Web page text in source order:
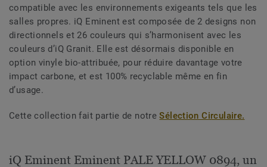
compatible avec les environnements exigeants tels que les
salles propres. iQ Eminent est composée de 2 designs non
directionnels et 26 couleurs qui s’harmonisent avec les
couleurs d’iQ Granit. Elle est désormais disponible en
option vinyle bio-attribuée, pour réduire davantage votre
impact carbone, et est 100% recyclable même en fin
d’usage.
Cette collection fait partie de notreSélection Circulaire.
iQ Eminent Eminent PALE YELLOW 0894, un